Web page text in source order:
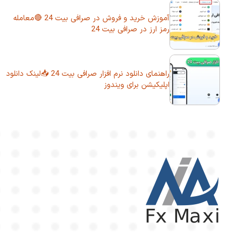
آموزش خرید و فروش در صرافی بیت 24 🔴معامله
رمز ارز در صرافی بیت 24
راهنمای دانلود نرم افزار صرافی بیت 24 📥لینک دانلود
اپلیکیشن برای ویندوز